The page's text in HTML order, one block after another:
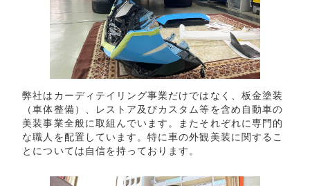
弊社はカーディテイリング事業だけではなく、板金塗装
（車体整備）、レストア及びカスタム等を含め自動車の
美装事業全般に取組んでいます。またそれぞれに専門的
な職人を配置しています。特に車の外観美装に関するこ
とについては自信を持っております。